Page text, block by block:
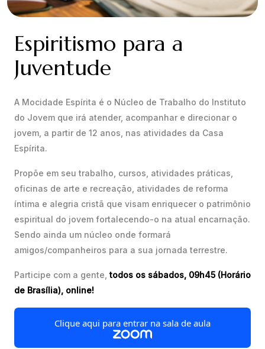
Espiritismo para a
Juventude
A Mocidade Espírita é o Núcleo de Trabalho do Instituto
do Jovem que irá atender, acompanhar e direcionar o
jovem, a partir de 12 anos, nas atividades da Casa
Espírita.
Propõe em seu trabalho, cursos, atividades práticas,
oficinas de arte e recreação, atividades de reforma
íntima e alegria cristã que visam enriquecer o patrimônio
espiritual do jovem fortalecendo-o na atual encarnação.
Sendo ainda um núcleo onde formará
amigos/companheiros para a sua jornada terrestre.
Participe com a gente,todos os sábados, 09h45 (Horário
de Brasília), online!
Clique aqui para entrar na sala de aula